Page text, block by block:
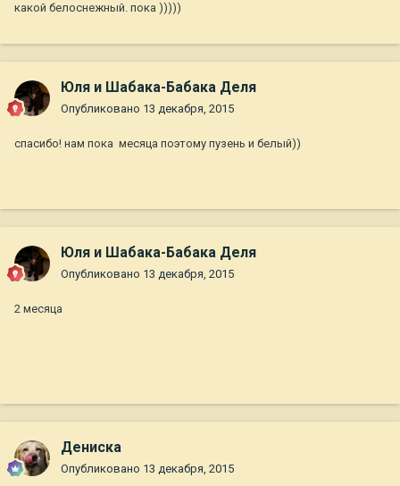
какой белоснежный. пока )))))
Юля и Шабака-Бабака Деля
Опубликовано 13 декабря, 2015
спасибо! нам пока месяца поэтому пузень и белый))
Юля и Шабака-Бабака Деля
Опубликовано 13 декабря, 2015
2 месяца
Дениска
Опубликовано 13 декабря, 2015